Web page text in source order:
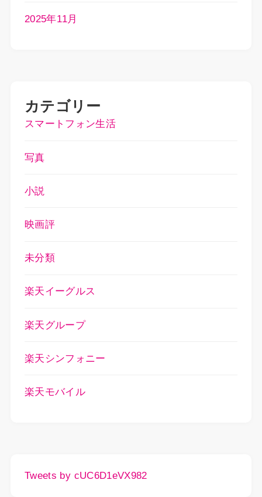
2025年11月
カテゴリー
スマートフォン生活
写真
小説
映画評
未分類
楽天イーグルス
楽天グループ
楽天シンフォニー
楽天モバイル
Tweets by cUC6D1eVX982